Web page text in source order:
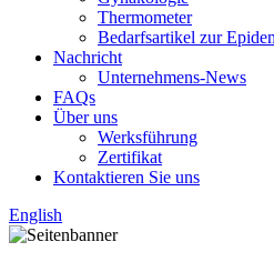
Thermometer
Bedarfsartikel zur
Nachricht
Unternehmens-News
FAQs
Über uns
Werksführung
Zertifikat
Kontaktieren Sie uns
English